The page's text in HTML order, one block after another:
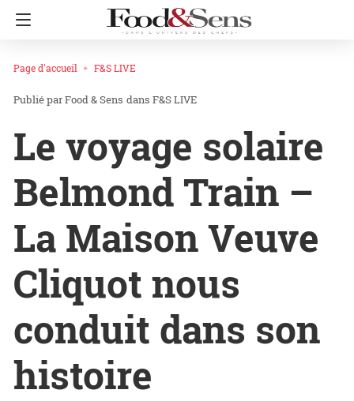
Page d'accueil F&S LIVE
Food & Sens dans F&S LIVE
Le voyage solaire
Belmond Train –
La Maison Veuve
Cliquot nous
conduit dans son
histoire